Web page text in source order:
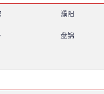
濮阳
盘锦